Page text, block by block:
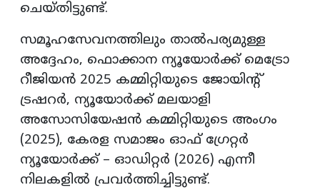
ചെയ്തിട്ടുണ്ട്.
സമൂഹസേവനത്തിലും താൽപര്യമുള്ള
അദ്ദേഹം, ഫൊക്കാന ന്യൂയോർക്ക് മെട്രോ
റീജിയൻ 2025 കമ്മിറ്റിയുടെ ജോയിന്റ്
ട്രഷറർ, ന്യൂയോർക്ക് മലയാളി
അസോസിയേഷൻ കമ്മിറ്റിയുടെ അംഗം
(2025), കേരള സമാജം ഓഫ് ഗ്രേറ്റർ
ന്യൂയോർക്ക് – ഓഡിറ്റർ (2026) എന്നീ
നിലകളിൽ പ്രവർത്തിച്ചിട്ടുണ്ട്.